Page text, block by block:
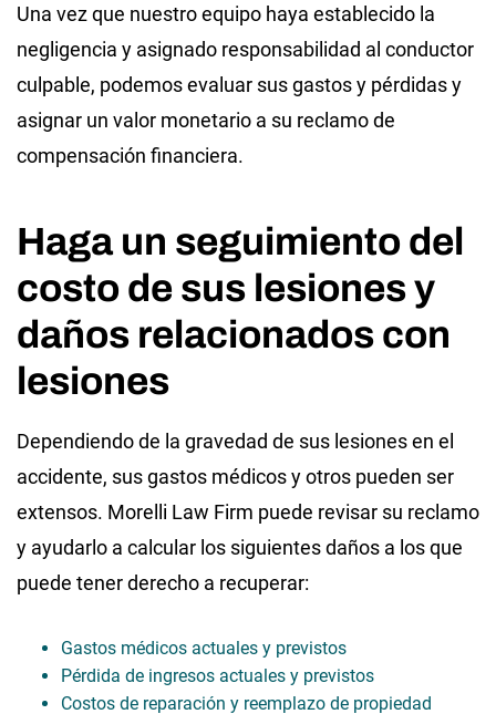
Una vez que nuestro equipo haya establecido la
negligencia y asignado responsabilidad al conductor
culpable, podemos evaluar sus gastos y pérdidas y
asignar un valor monetario a su reclamo de
compensación financiera.
Haga un seguimiento del
costo de sus lesiones y
daños relacionados con
lesiones
Dependiendo de la gravedad de sus lesiones en el
accidente, sus gastos médicos y otros pueden ser
extensos. Morelli Law Firm puede revisar su reclamo
y ayudarlo a calcular los siguientes daños a los que
puede tener derecho a recuperar:
Gastos médicos actuales y previstos
Pérdida de ingresos actuales y previstos
Costos de reparación y reemplazo de propiedad